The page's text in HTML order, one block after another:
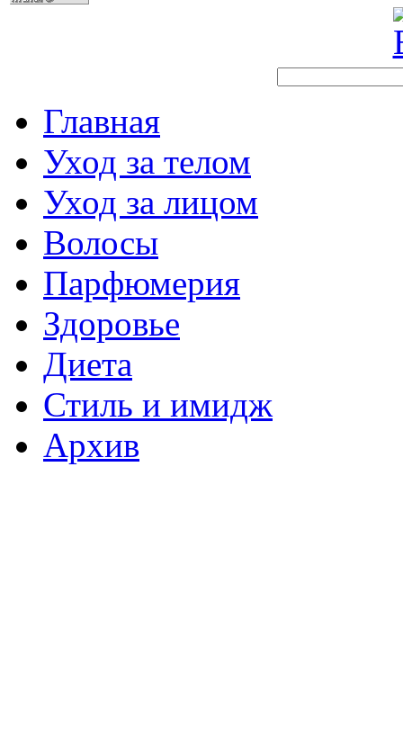
Главная
Уход за телом
Уход за лицом
Волосы
Парфюмерия
Здоровье
Диета
Стиль и имидж
Архив